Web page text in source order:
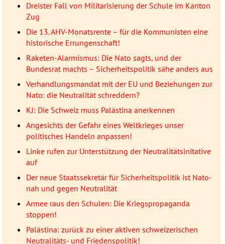
Dreister Fall von Militarisierung der Schule im Kanton
Zug
Die 13. AHV-Monatsrente – für die Kommunisten eine
historische Errungenschaft!
Raketen-Alarmismus: Die Nato sagts, und der
Bundesrat machts – Sicherheitspolitik sähe anders aus
Verhandlungsmandat mit der EU und Beziehungen zur
Nato: die Neutralität schreddern?
KJ: Die Schweiz muss Palästina anerkennen
Angesichts der Gefahr eines Weltkrieges unser
politisches Handeln anpassen!
Linke rufen zur Unterstützung der Neutralitätsinitative
auf
Der neue Staatssekretär für Sicherheitspolitik ist Nato-
nah und gegen Neutralität
Armee raus den Schulen: Die Kriegspropaganda
stoppen!
Palästina: zurück zu einer aktiven schweizerischen
Neutralitäts- und Friedenspolitik!